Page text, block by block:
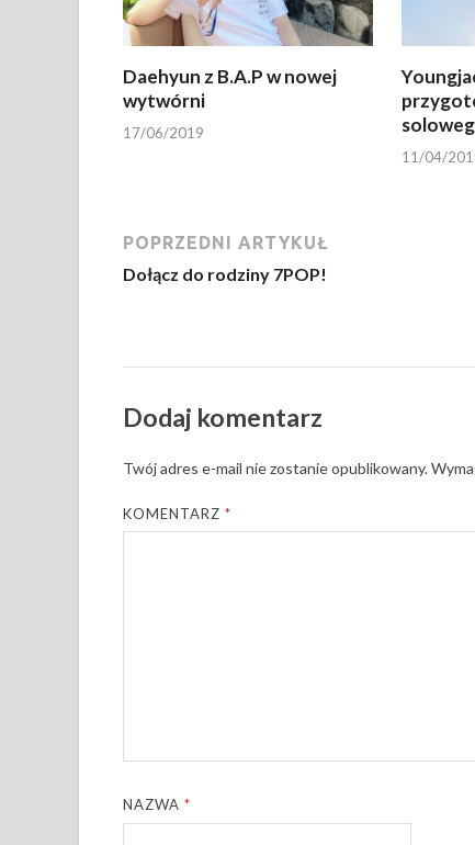
Daehyun z B.A.P w nowej
wytwórni
17/06/2019
11/04/
POPRZEDNI ARTYKUŁ
Dołącz do rodziny 7POP!
Dodaj komentarz
Twój adres e-mail nie zostanie opublikowany.
KOMENTARZ*
NAZWA*